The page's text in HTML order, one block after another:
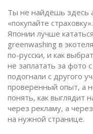
Ты не найдёшь здесь
«покупайте
Японии лучше
greenwashing в
по-русски, и как
не заплатать за фото
подогнали с другого
проверенный опыт, а
понять, как выглядит
через рекламу, а
на нужной странице.